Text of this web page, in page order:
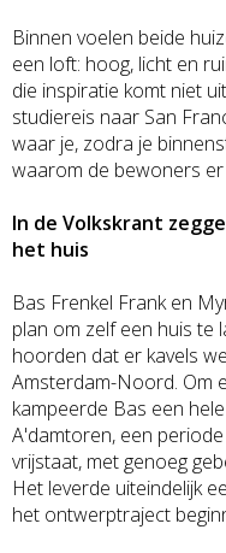
Binnen voelen beide
een loft: hoog, licht en
die inspiratie komt niet
studiereis naar San
waar je, zodra je
waarom de bewoners
In de Volkskrant
het huis
Bas Frenkel Frank en
plan om zelf een huis te
hoorden dat er kavels
Amsterdam-Noord. Om
kampeerde Bas een
A'damtoren, een
vrijstaat, met genoeg
Het leverde uiteindelijk
het ontwerptraject